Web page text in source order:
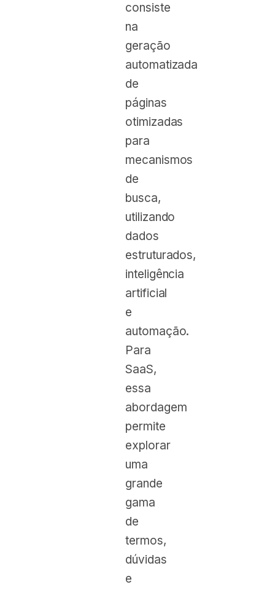
consiste
na
geração
automatizada
de
páginas
otimizadas
para
mecanismos
de
busca,
utilizando
dados
estruturados,
inteligência
artificial
e
automação.
Para
SaaS,
essa
abordagem
permite
explorar
uma
grande
gama
de
termos,
dúvidas
e